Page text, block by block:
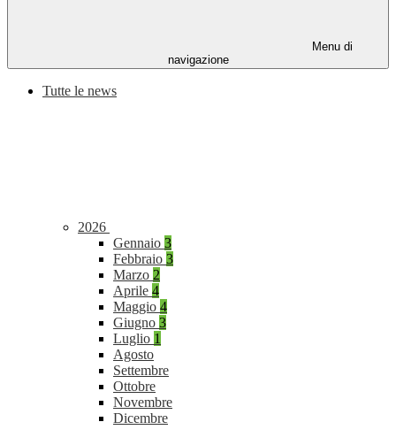
Menu di
navigazione
Tutte le news
2026
Gennaio 3
Febbraio 3
Marzo 2
Aprile 4
Maggio 4
Giugno 3
Luglio 1
Agosto
Settembre
Ottobre
Novembre
Dicembre